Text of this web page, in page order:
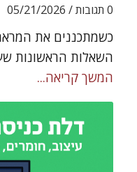
0 תגובות /
05/21/2026
כשמתכננים את
השאלות הראשונות
המשך קריאה...